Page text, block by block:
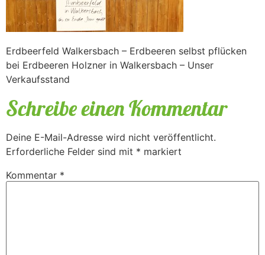
Erdbeerfeld Walkersbach – Erdbeeren selbst pflücken
bei Erdbeeren Holzner in Walkersbach – Unser
Verkaufsstand
Schreibe einen Kommentar
Deine E-Mail-Adresse wird nicht veröffentlicht.
Erforderliche Felder sind mit * markiert
Kommentar *